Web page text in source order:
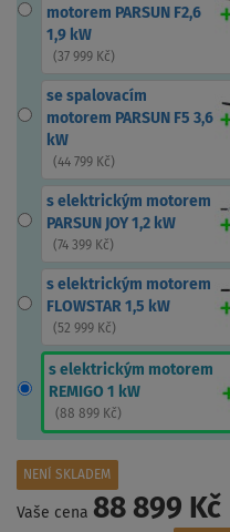
motorem PARSUN F2,6
1,9 kW
(37 999 Kč)
se spalovacím
motorem PARSUN F5 3,6
kW
(44 799 Kč)
s elektrickým motorem
PARSUN JOY 1,2 kW
(74 399 Kč)
s elektrickým motorem
FLOWSTAR 1,5 kW
(52 999 Kč)
s elektrickým motorem
REMIGO 1 kW
(88 899 Kč)
NENÍ SKLADEM
Vaše cena 88 899 Kč